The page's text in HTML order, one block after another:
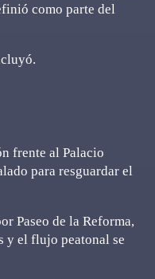
como parte del
frente al Palacio
para resguardar el
Paseo de la Reforma,
y el flujo peatonal se